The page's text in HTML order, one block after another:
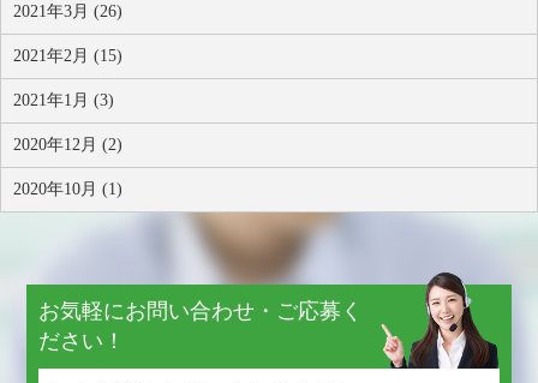
2021年3月 (26)
2021年2月 (15)
2021年1月 (3)
2020年12月 (2)
2020年10月 (1)
お気軽にお問い合わせ・ご応募く
ださい！